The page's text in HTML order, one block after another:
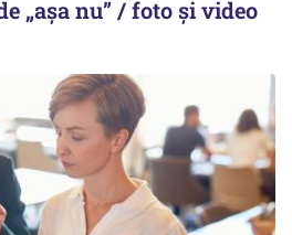
„așa nu” / foto și video